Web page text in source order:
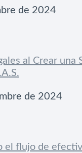
de 2024
al Crear una
de 2024
el flujo de